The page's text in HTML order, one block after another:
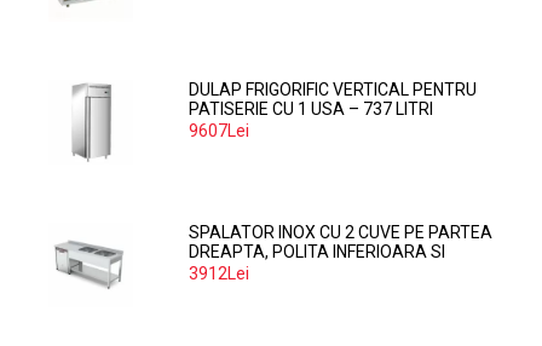
DULAP FRIGORIFIC VERTICAL PENTRU
PATISERIE CU 1 USA – 737 LITRI
9607Lei
SPALATOR INOX CU 2 CUVE PE PARTEA
DREAPTA, POLITA INFERIOARA SI
SPATIU MASINA SPALAT 160*70*85
3912Lei